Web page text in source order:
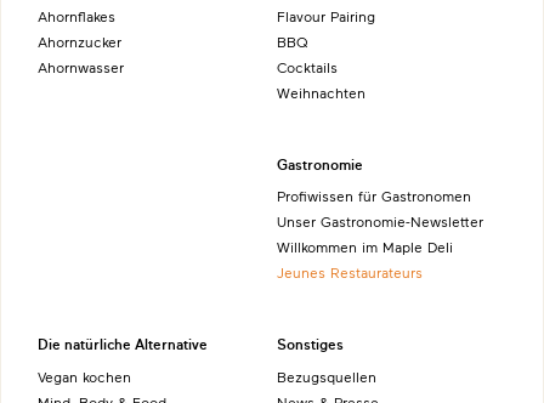
Ahornflakes
Ahornzucker
Ahornwasser
Flavour Pairing
BBQ
Cocktails
Weihnachten
Gastronomie
Profiwissen für Gastronomen
Unser Gastronomie-Newsletter
Willkommen im Maple Deli
Jeunes Restaurateurs
Die natürliche Alternative
Vegan kochen
Sonstiges
Bezugsquellen